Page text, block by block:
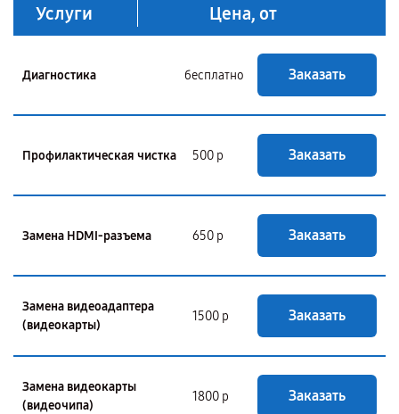
Услуги Цена, от
Диагностика бесплатно Заказать
Профилактическая чистка 500 р Заказать
Замена HDMI-разъема 650 р Заказать
Замена видеоадаптера
(видеокарты)
1500 р Заказать
Замена видеокарты
(видеочипа)
1800 р Заказать